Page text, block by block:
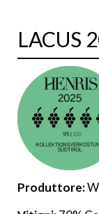
LACUS
Produttore: